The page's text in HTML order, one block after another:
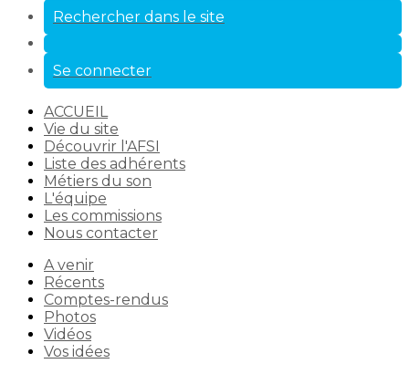
Rechercher dans le site
Se connecter
ACCUEIL
Vie du site
Découvrir l'AFSI
Liste des adhérents
Métiers du son
L'équipe
Les commissions
Nous contacter
A venir
Récents
Comptes-rendus
Photos
Vidéos
Vos idées